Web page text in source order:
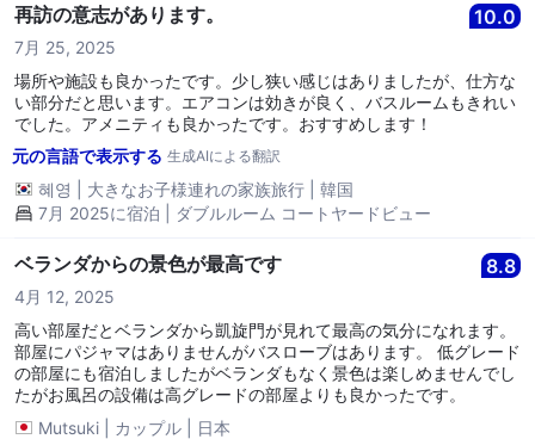
再訪の意志があります。 10.0
7月 25, 2025
場所や施設も良かったです。少し狭い感じはありましたが、仕方な
い部分だと思います。エアコンは効きが良く、バスルームもきれい
でした。アメニティも良かったです。おすすめします！
元の言語で表示する 生成AIによる翻訳
혜영 大きなお子様連れの家族旅行
韓国
7月 2025に宿泊 | ダブルルーム コートヤードビュー
ベランダからの景色が最高です 8.8
4月 12, 2025
高い部屋だとベランダから凱旋門が見れて最高の気分になれます。
部屋にパジャマはありませんがバスローブはあります。 低グレード
の部屋にも宿泊しましたがベランダもなく景色は楽しめませんでし
たがお風呂の設備は高グレードの部屋よりも良かったです。
Mutsuki
カップル
日本